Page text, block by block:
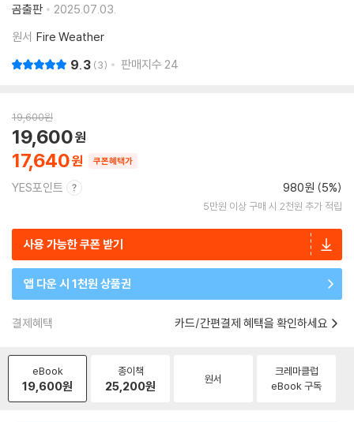
곰출판
2025.07.03.
원서 Fire Weather
9.3 3 판매지수 24
19,600원
17,640
19,600
쿠폰혜택가
YES포인트 980원 (5%)
5만원 이상 구매 시 2천원 추가 적립
사용 가능한 쿠폰 받기
앱 다운 시 1천원 상품권
결제혜택 카드/간편결제 혜택을 확인하세요
eBook
19,600원
종이책
25,200원 원서
크레마클럽
eBook 구독